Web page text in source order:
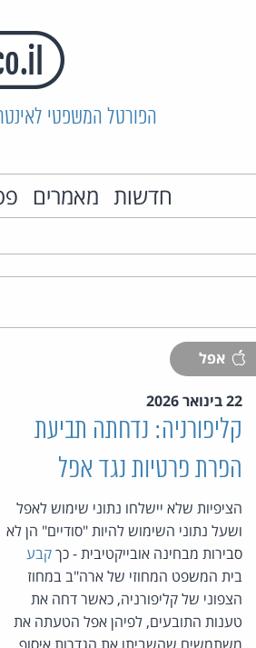
הפורטל המשפטי
חדשות מאמרים
אפל
22 בינואר 2026
קליפורניה: נדחתה תביעת
הפרת פרטיות נגד אפל
הציפיות שלא יישלחו נתוני שימוש לאפל
ושעל נתוני השימוש להיות "סודיים" הן לא
סבירות מבחינה אובייקטיבית - כךקבע
בית המשפט המחוזי של ארה"ב במחוז
הצפוני של קליפורניה, כאשר דחה את
טענות התובעים, לפיהן אפל הטעתה את